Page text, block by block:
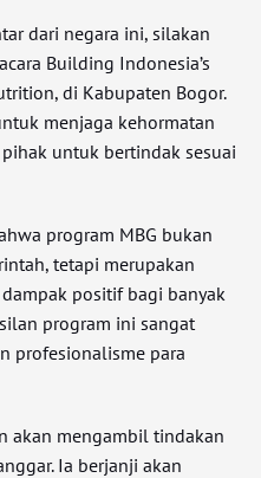
dari negara ini, silakan
Building Indonesia’s
di Kabupaten Bogor.
menjaga kehormatan
untuk bertindak sesuai
program MBG bukan
tetapi merupakan
positif bagi banyak
program ini sangat
profesionalisme para
akan mengambil tindakan
Ia berjanji akan